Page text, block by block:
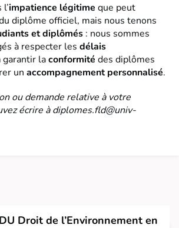
impatience légitime que peut
diplôme officiel, mais nous tenons
et diplômés : nous sommes
à respecter les délais
garantir laconformité des diplômes
un accompagnement personnalisé.
ou demande relative à votre
écrire àdiplomes.fld@univ-
Droit de l’Environnement en